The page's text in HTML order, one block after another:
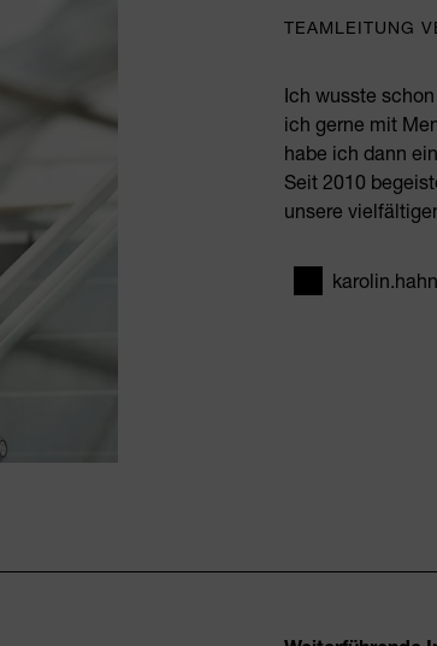
TEAMLEITUNG
Ich wusste
ich gerne mit
habe ich dann
Seit 2010
unsere